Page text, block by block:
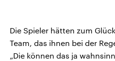
Die Spieler hätten zum
Team, das ihnen bei der
„Die können das ja